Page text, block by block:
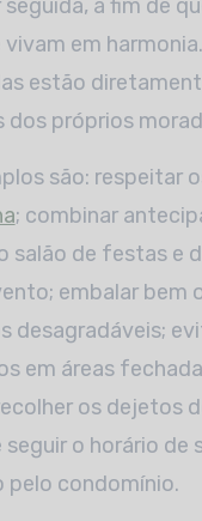
a fim de
em
estão
dos próprios
são: respeitar
; combinar
salão de festas e
embalar bem
desagradáveis;
em áreas
os dejetos
seguir o horário de
pelo condomínio.